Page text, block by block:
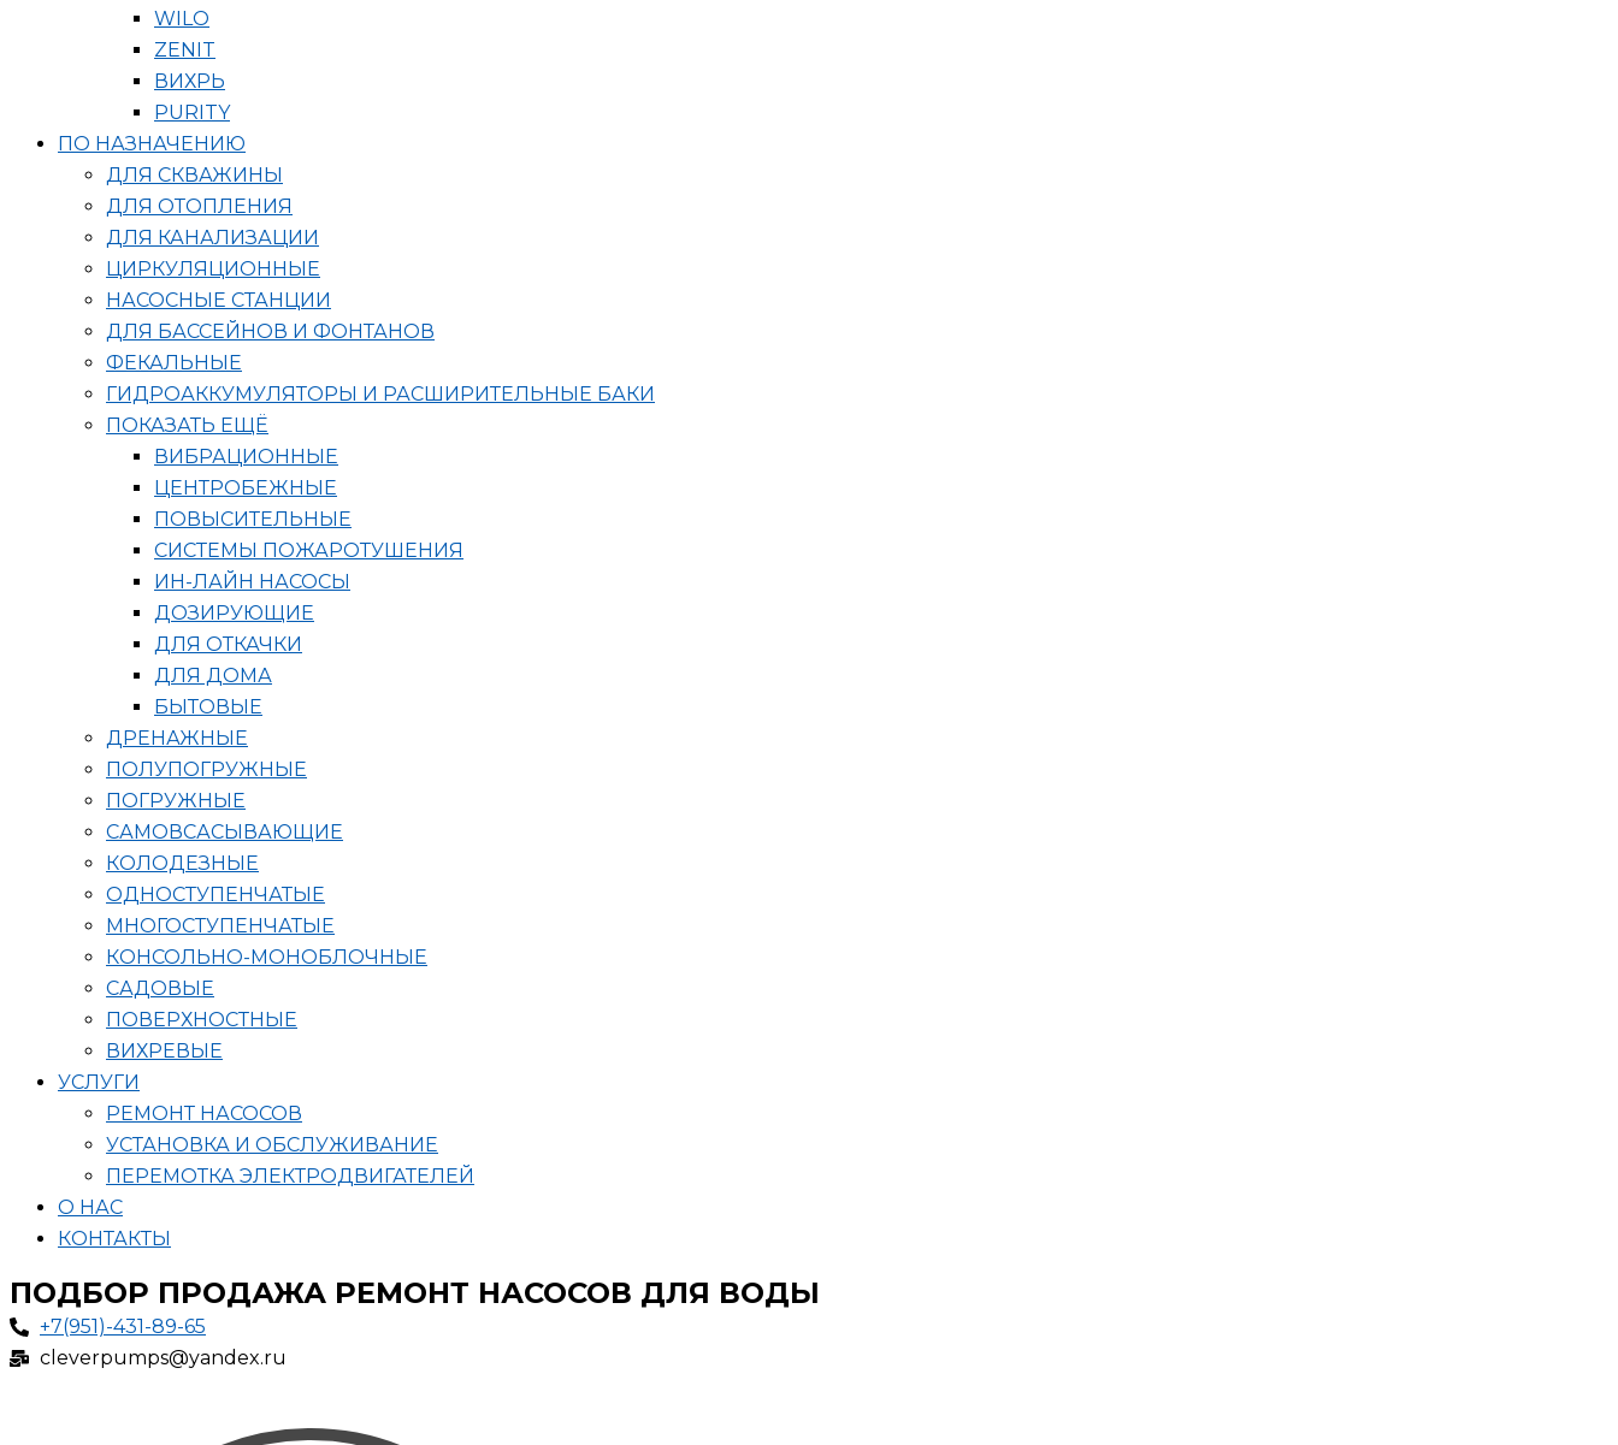
WILO
ZENIT
ВИХРЬ
PURITY
ПО НАЗНАЧЕНИЮ
ДЛЯ СКВАЖИНЫ
ДЛЯ ОТОПЛЕНИЯ
ДЛЯ КАНАЛИЗАЦИИ
ЦИРКУЛЯЦИОННЫЕ
НАСОСНЫЕ СТАНЦИИ
ДЛЯ БАССЕЙНОВ И ФОНТАНОВ
ФЕКАЛЬНЫЕ
ГИДРОАККУМУЛЯТОРЫ И РАСШИРИТЕЛЬНЫЕ БАКИ
ПОКАЗАТЬ ЕЩЁ
ВИБРАЦИОННЫЕ
ЦЕНТРОБЕЖНЫЕ
ПОВЫСИТЕЛЬНЫЕ
СИСТЕМЫ ПОЖАРОТУШЕНИЯ
ИН-ЛАЙН НАСОСЫ
ДОЗИРУЮЩИЕ
ДЛЯ ОТКАЧКИ
ДЛЯ ДОМА
БЫТОВЫЕ
ДРЕНАЖНЫЕ
ПОЛУПОГРУЖНЫЕ
ПОГРУЖНЫЕ
САМОВСАСЫВАЮЩИЕ
КОЛОДЕЗНЫЕ
ОДНОСТУПЕНЧАТЫЕ
МНОГОСТУПЕНЧАТЫЕ
КОНСОЛЬНО-МОНОБЛОЧНЫЕ
САДОВЫЕ
ПОВЕРХНОСТНЫЕ
ВИХРЕВЫЕ
УСЛУГИ
РЕМОНТ НАСОСОВ
УСТАНОВКА И ОБСЛУЖИВАНИЕ
ПЕРЕМОТКА ЭЛЕКТРОДВИГАТЕЛЕЙ
О НАС
КОНТАКТЫ
ПОДБОР ПРОДАЖА РЕМОНТ НАСОСОВ ДЛЯ ВОДЫ
+7(951)-431-89-65
cleverpumps@yandex.ru